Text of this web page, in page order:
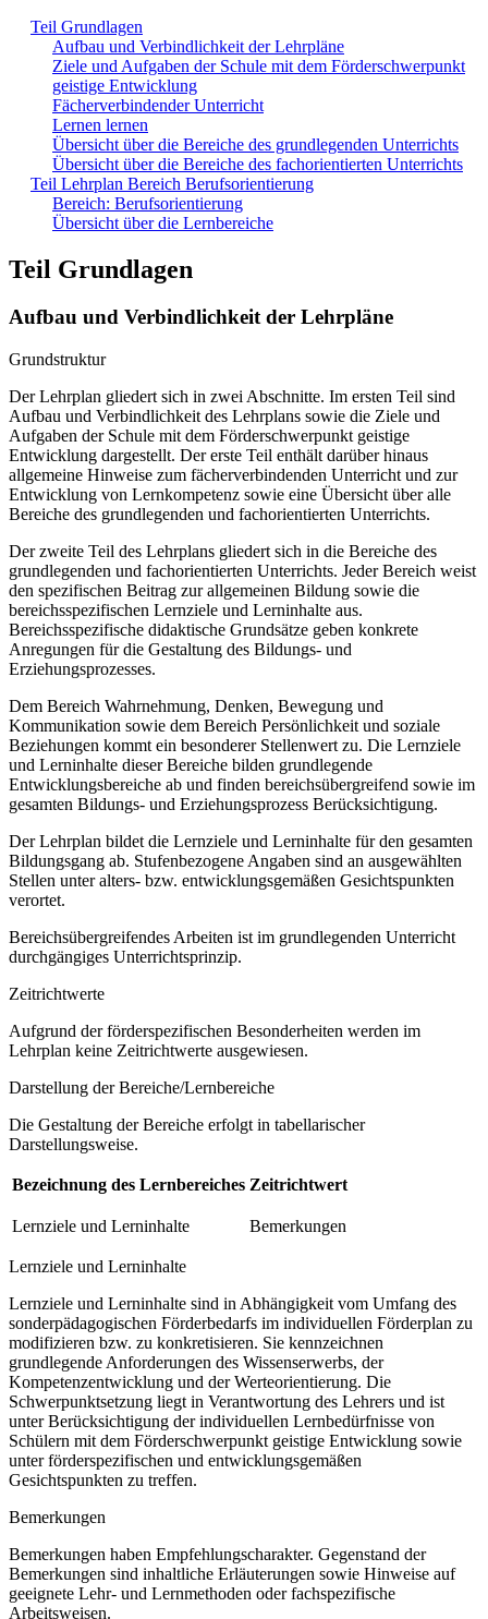
Teil Grundlagen
Aufbau und Verbindlichkeit der Lehrpläne
Ziele und Aufgaben der Schule mit dem Förderschwerpunkt
geistige Entwicklung
Fächerverbindender Unterricht
Lernen lernen
Übersicht über die Bereiche des grundlegenden Unterrichts
Übersicht über die Bereiche des fachorientierten Unterrichts
Teil Lehrplan Bereich Berufsorientierung
Bereich: Berufsorientierung
Übersicht über die Lernbereiche
Teil Grundlagen
Aufbau und Verbindlichkeit der Lehrpläne
Grundstruktur
Der Lehrplan gliedert sich in zwei Abschnitte. Im ersten Teil sind
Aufbau und Verbindlichkeit des Lehrplans sowie die Ziele und
Aufgaben der Schule mit dem Förderschwerpunkt geistige
Entwicklung dargestellt. Der erste Teil enthält darüber hinaus
allgemeine Hinweise zum fächerverbindenden Unterricht und zur
Entwicklung von Lernkompetenz sowie eine Übersicht über alle
Bereiche des grundlegenden und fachorientierten Unterrichts.
Der zweite Teil des Lehrplans gliedert sich in die Bereiche des
grundlegenden und fachorientierten Unterrichts. Jeder Bereich weist
den spezifischen Beitrag zur allgemeinen Bildung sowie die
bereichsspezifischen Lernziele und Lerninhalte aus.
Bereichsspezifische didaktische Grundsätze geben konkrete
Anregungen für die Gestaltung des Bildungs- und
Erziehungsprozesses.
Dem Bereich Wahrnehmung, Denken, Bewegung und
Kommunikation sowie dem Bereich Persönlichkeit und soziale
Beziehungen kommt ein besonderer Stellenwert zu. Die Lernziele
und Lerninhalte dieser Bereiche bilden grundlegende
Entwicklungsbereiche ab und finden bereichsübergreifend sowie im
gesamten Bildungs- und Erziehungsprozess Berücksichtigung.
Der Lehrplan bildet die Lernziele und Lerninhalte für den gesamten
Bildungsgang ab. Stufenbezogene Angaben sind an ausgewählten
Stellen unter alters- bzw. entwicklungsgemäßen Gesichtspunkten
verortet.
Bereichsübergreifendes Arbeiten ist im grundlegenden Unterricht
durchgängiges Unterrichtsprinzip.
Zeitrichtwerte
Aufgrund der förderspezifischen Besonderheiten werden im
Lehrplan keine Zeitrichtwerte ausgewiesen.
Darstellung der Bereiche/Lernbereiche
Die Gestaltung der Bereiche erfolgt in tabellarischer
Darstellungsweise.
Bezeichnung des Lernbereiches Zeitrichtwert
Lernziele und Lerninhalte Bemerkungen
Lernziele und Lerninhalte
Lernziele und Lerninhalte sind in Abhängigkeit vom Umfang des
sonderpädagogischen Förderbedarfs im individuellen Förderplan zu
modifizieren bzw. zu konkretisieren. Sie kennzeichnen
grundlegende Anforderungen des Wissenserwerbs, der
Kompetenzentwicklung und der Werteorientierung. Die
Schwerpunktsetzung liegt in Verantwortung des Lehrers und ist
unter Berücksichtigung der individuellen Lernbedürfnisse von
Schülern mit dem Förderschwerpunkt geistige Entwicklung sowie
unter förderspezifischen und entwicklungsgemäßen
Gesichtspunkten zu treffen.
Bemerkungen
Bemerkungen haben Empfehlungscharakter. Gegenstand der
Bemerkungen sind inhaltliche Erläuterungen sowie Hinweise auf
geeignete Lehr- und Lernmethoden oder fachspezifische
Arbeitsweisen.